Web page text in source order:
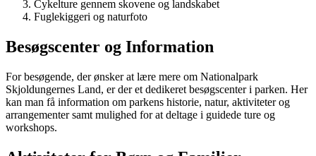
Cykelture gennem skovene og landskabet
Fuglekiggeri og naturfoto
Besøgscenter og Information
For besøgende, der ønsker at lære mere om Nationalpark
Skjoldungernes Land, er der et dedikeret besøgscenter i parken. Her
kan man få information om parkens historie, natur, aktiviteter og
arrangementer samt mulighed for at deltage i guidede ture og
workshops.